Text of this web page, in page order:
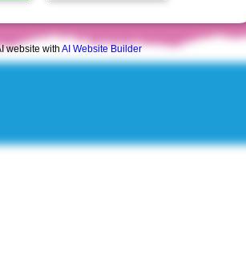
website with AI Website Builder